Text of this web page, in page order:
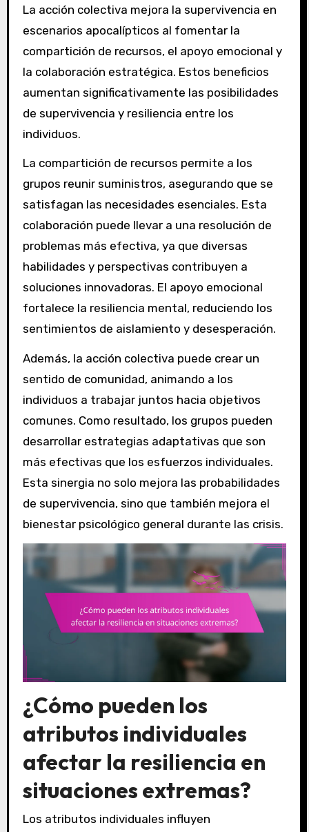
La acción colectiva mejora la supervivencia en
escenarios apocalípticos al fomentar la
compartición de recursos, el apoyo emocional y
la colaboración estratégica. Estos beneficios
aumentan significativamente las posibilidades
de supervivencia y resiliencia entre los
individuos.
La compartición de recursos permite a los
grupos reunir suministros, asegurando que se
satisfagan las necesidades esenciales. Esta
colaboración puede llevar a una resolución de
problemas más efectiva, ya que diversas
habilidades y perspectivas contribuyen a
soluciones innovadoras. El apoyo emocional
fortalece la resiliencia mental, reduciendo los
sentimientos de aislamiento y desesperación.
Además, la acción colectiva puede crear un
sentido de comunidad, animando a los
individuos a trabajar juntos hacia objetivos
comunes. Como resultado, los grupos pueden
desarrollar estrategias adaptativas que son
más efectivas que los esfuerzos individuales.
Esta sinergia no solo mejora las probabilidades
de supervivencia, sino que también mejora el
bienestar psicológico general durante las crisis.
¿Cómo pueden los
atributos individuales
afectar la resiliencia en
situaciones extremas?
Los atributos individuales influyen